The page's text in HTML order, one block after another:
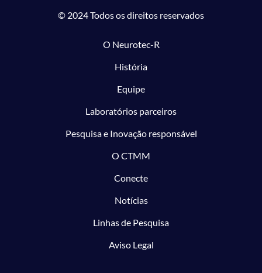
© 2024 Todos os direitos reservados
O Neurotec-R
História
Equipe
Laboratórios parceiros
Pesquisa e Inovação responsável
O CTMM
Conecte
Notícias
Linhas de Pesquisa
Aviso Legal